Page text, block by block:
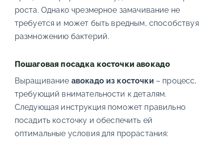
роста. Однако чрезмерное замачивание не
требуется и может быть вредным, способствуя
размножению бактерий.
Пошаговая посадка косточки авокадо
Выращивание авокадо из косточки – процесс,
требующий внимательности к деталям.
Следующая инструкция поможет правильно
посадить косточку и обеспечить ей
оптимальные условия для прорастания: